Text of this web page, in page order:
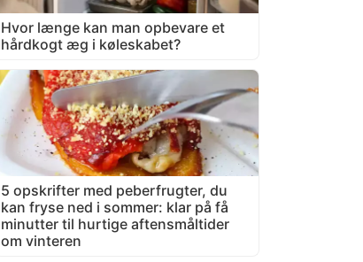
Hvor længe kan man opbevare et
hårdkogt æg i køleskabet?
5 opskrifter med peberfrugter, du
kan fryse ned i sommer: klar på få
minutter til hurtige aftensmåltider
om vinteren